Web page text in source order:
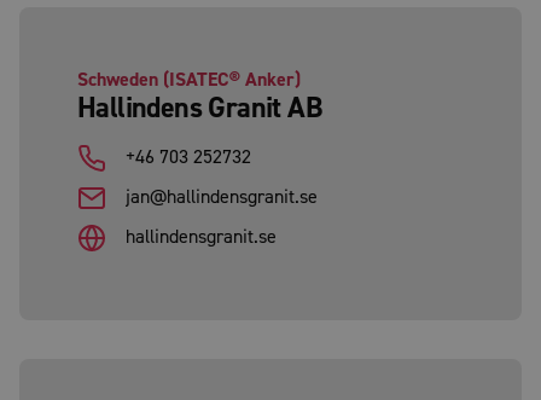
Schweden (ISATEC® Anker)
Hallindens Granit AB
+46 703 252732
jan@hallindensgranit.se
hallindensgranit.se